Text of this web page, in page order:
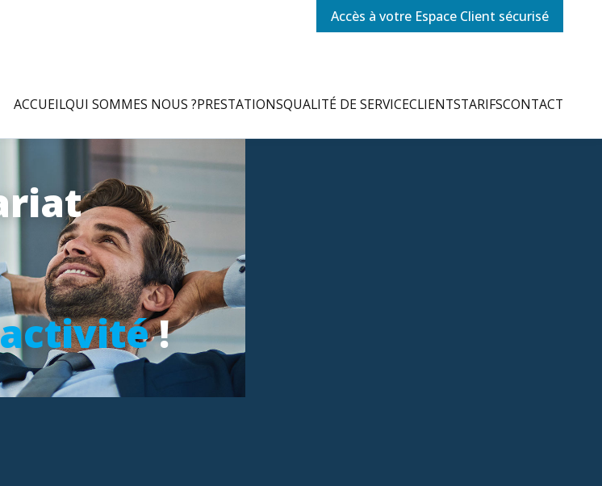
Accès à votre Espace Client sécurisé
ACCUEILQUI SOMMES NOUS ?PRESTATIONSQUALITÉ DE SERVICECLIENTSTARIFSCONTACT
!